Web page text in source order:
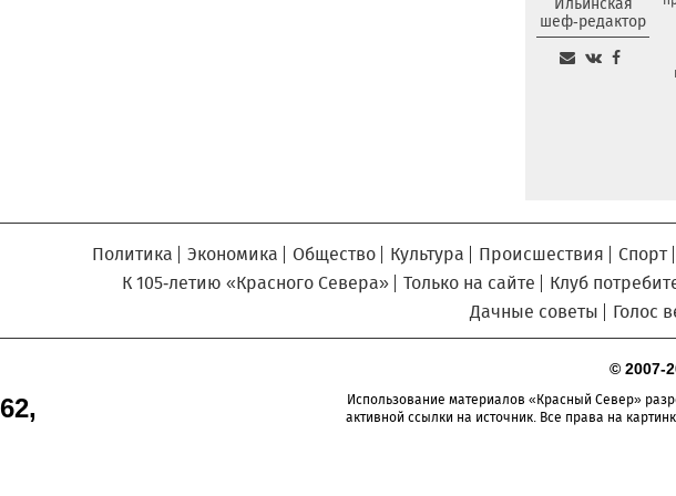
составе
тонн молока за
воссоздадут на
славян» в
6.08.2026 09:58
автодороги Усть-
Мякинницыно в
5.08.2026 20:52
первое место в
Госдуму
Ильинская
шеф-редактор
Политика Экономика Общество Культура Происшествия Спорт
К 105-летию «Красного Севера»
Только на сайте Клуб
Дачные советы
Голос
© 2007-
Использование материалов «Красный Север»
активной ссылки на источник. Все права на